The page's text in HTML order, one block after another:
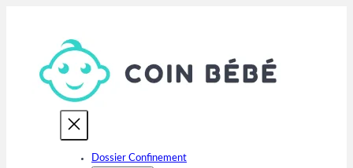
contenu
Dossier Confinement